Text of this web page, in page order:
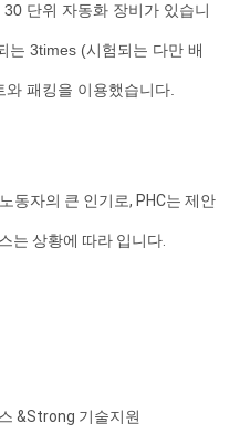
단위 자동화 장비가 있습니
는 3times (시험되는 다만 배
패킹을 이용했습니다.
동자의 큰 인기로, PHC는 제안
는 상황에 따라 입니다.
&Strong 기술지원